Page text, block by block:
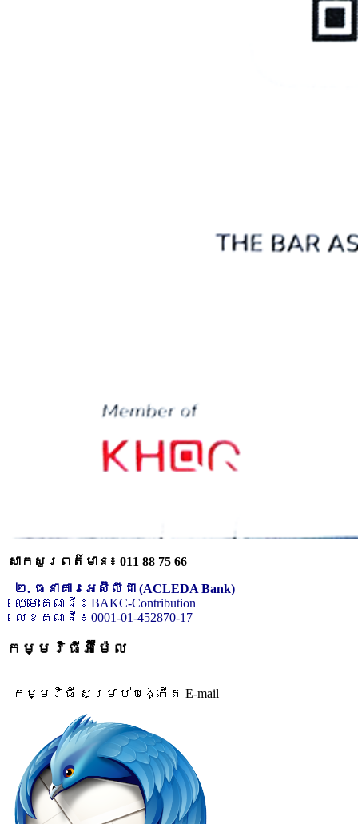
សាកសួរពត៌មាន៖ 011 88 75 66
២. ធនាគារអេស៊ីលីដា (ACLEDA Bank)
ឈ្មោះគណនី ៖ BAKC-Contribution
លេខគណនី ៖ 0001-01-452870-17
កម្មវិធីអ៊ីម៉ែល
កម្មវិធី សម្រាប់បង្កើត E-mail